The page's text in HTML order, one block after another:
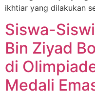
ikhtiar yang dilakukan
Siswa-
Bin Ziyad
di
Medali